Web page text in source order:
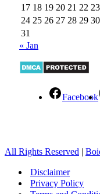
17 18 19 20 21 22 23
24 25 26 27 28 29 30
31
« Jan
Facebook
All Rights Reserved |
Disclaimer
Privacy Policy